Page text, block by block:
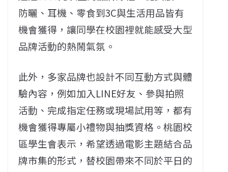
防曬、耳機、零食到3C與生活用品皆有
機會獲得，讓同學在校園裡就能感受大型
品牌活動的熱鬧氣氛。
此外，多家品牌也設計不同互動方式與體
驗內容，例如加入LINE好友、參與拍照
活動、完成指定任務或現場試用等，都有
機會獲得專屬小禮物與抽獎資格。桃園校
區學生會表示，希望透過電影主題結合品
牌市集的形式，替校園帶來不同於平日的